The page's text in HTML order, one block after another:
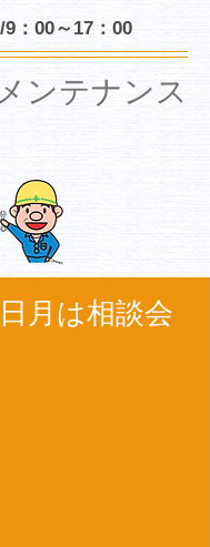
：00～17：00
ンテナンス
月は相談会